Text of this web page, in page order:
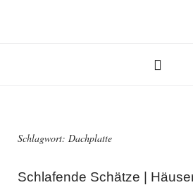
Schlagwort: Dachplatte
Schlafende Schätze |